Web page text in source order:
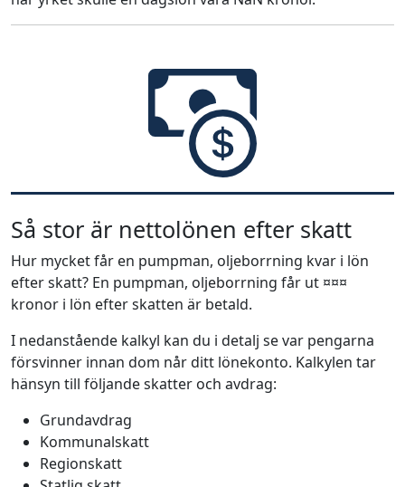
Så stor är nettolönen efter skatt
Hur mycket får en pumpman, oljeborrning kvar i lön
efter skatt? En pumpman, oljeborrning får ut ¤¤¤
kronor i lön efter skatten är betald.
I nedanstående kalkyl kan du i detalj se var pengarna
försvinner innan dom når ditt lönekonto. Kalkylen tar
hänsyn till följande skatter och avdrag:
Grundavdrag
Kommunalskatt
Regionskatt